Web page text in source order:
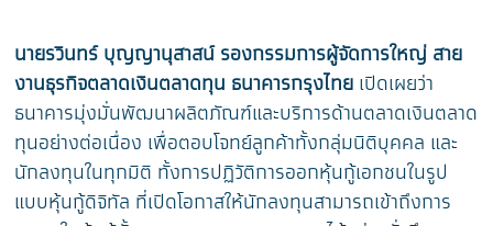
นายรวินทร์ บุญญานุสาสน์ รองกรรมการผู้จัดการใหญ่ สาย
งานธุรกิจตลาดเงินตลาดทุน ธนาคารกรุงไทย เปิดเผยว่า
ธนาคารมุ่งมั่นพัฒนาผลิตภัณฑ์และบริการด้านตลาดเงินตลาด
ทุนอย่างต่อเนื่อง เพื่อตอบโจทย์ลูกค้าทั้งกลุ่มนิติบุคคล และ
นักลงทุนในทุกมิติ ทั้งการปฏิวัติการออกหุ้นกู้เอกชนในรูป
แบบหุ้นกู้ดิจิทัล ที่เปิดโอกาสให้นักลงทุนสามารถเข้าถึงการ